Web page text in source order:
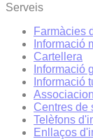
Serveis
Farmàcies
Informació
Cartellera
Informació
Informació
Centres de
Telèfons
Enllaços